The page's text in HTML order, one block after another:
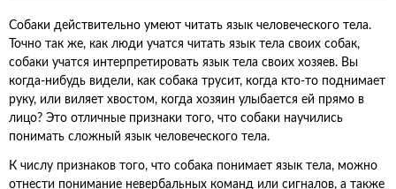
Собаки действительно умеют читать язык человеческого тела.
Точно так же, как люди учатся читать язык тела своих собак,
собаки учатся интерпретировать язык тела своих хозяев. Вы
когда-нибудь видели, как собака трусит, когда кто-то поднимает
руку, или виляет хвостом, когда хозяин улыбается ей прямо в
лицо? Это отличные признаки того, что собаки научились
понимать сложный язык человеческого тела.
К числу признаков того, что собака понимает язык тела, можно
отнести понимание невербальных команд или сигналов, а также